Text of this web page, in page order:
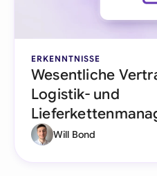
ERKENNTNISSE
Wesentliche
Logistik- und
Will Bond